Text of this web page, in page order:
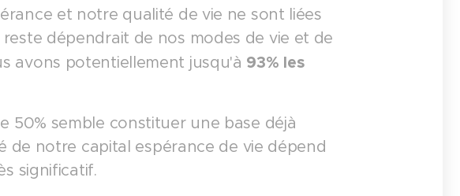
et notre qualité de vie ne sont liées
dépendrait de nos modes de vie et de
avons potentiellement jusqu'à 93% les
50% semble constituer une base déjà
de notre capital espérance de vie dépend
significatif.